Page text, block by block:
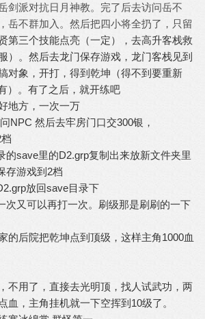
剑派对抗日月神教。完了后去访问岳不
岳不群加入。然后把四小将全扔了，只留
第三个技能点亮（一定），去高升客栈救
）。然后去龙门保存游戏，龙门客栈见到
对象，开打，得到乾坤（得不到要重新
）。有了之后，就开练吧
地方，一次一万
NPC 然后去牢房门口交300银，
的save里的D2.grp复制出来放新文件夹里
存游戏到2档
放回save目录下
次又可以再打一次。刷级那是刷刷的一下
的后院把乾坤点到顶级，这样主角1000血
不用了，直接去光明顶，找人试武功，两
血，主角挂机就一下空挥到10级了。